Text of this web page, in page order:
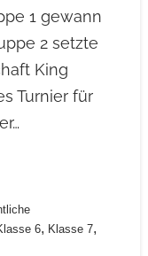
1 gewann
2 setzte
King
Turnier für
6, Klasse 7,